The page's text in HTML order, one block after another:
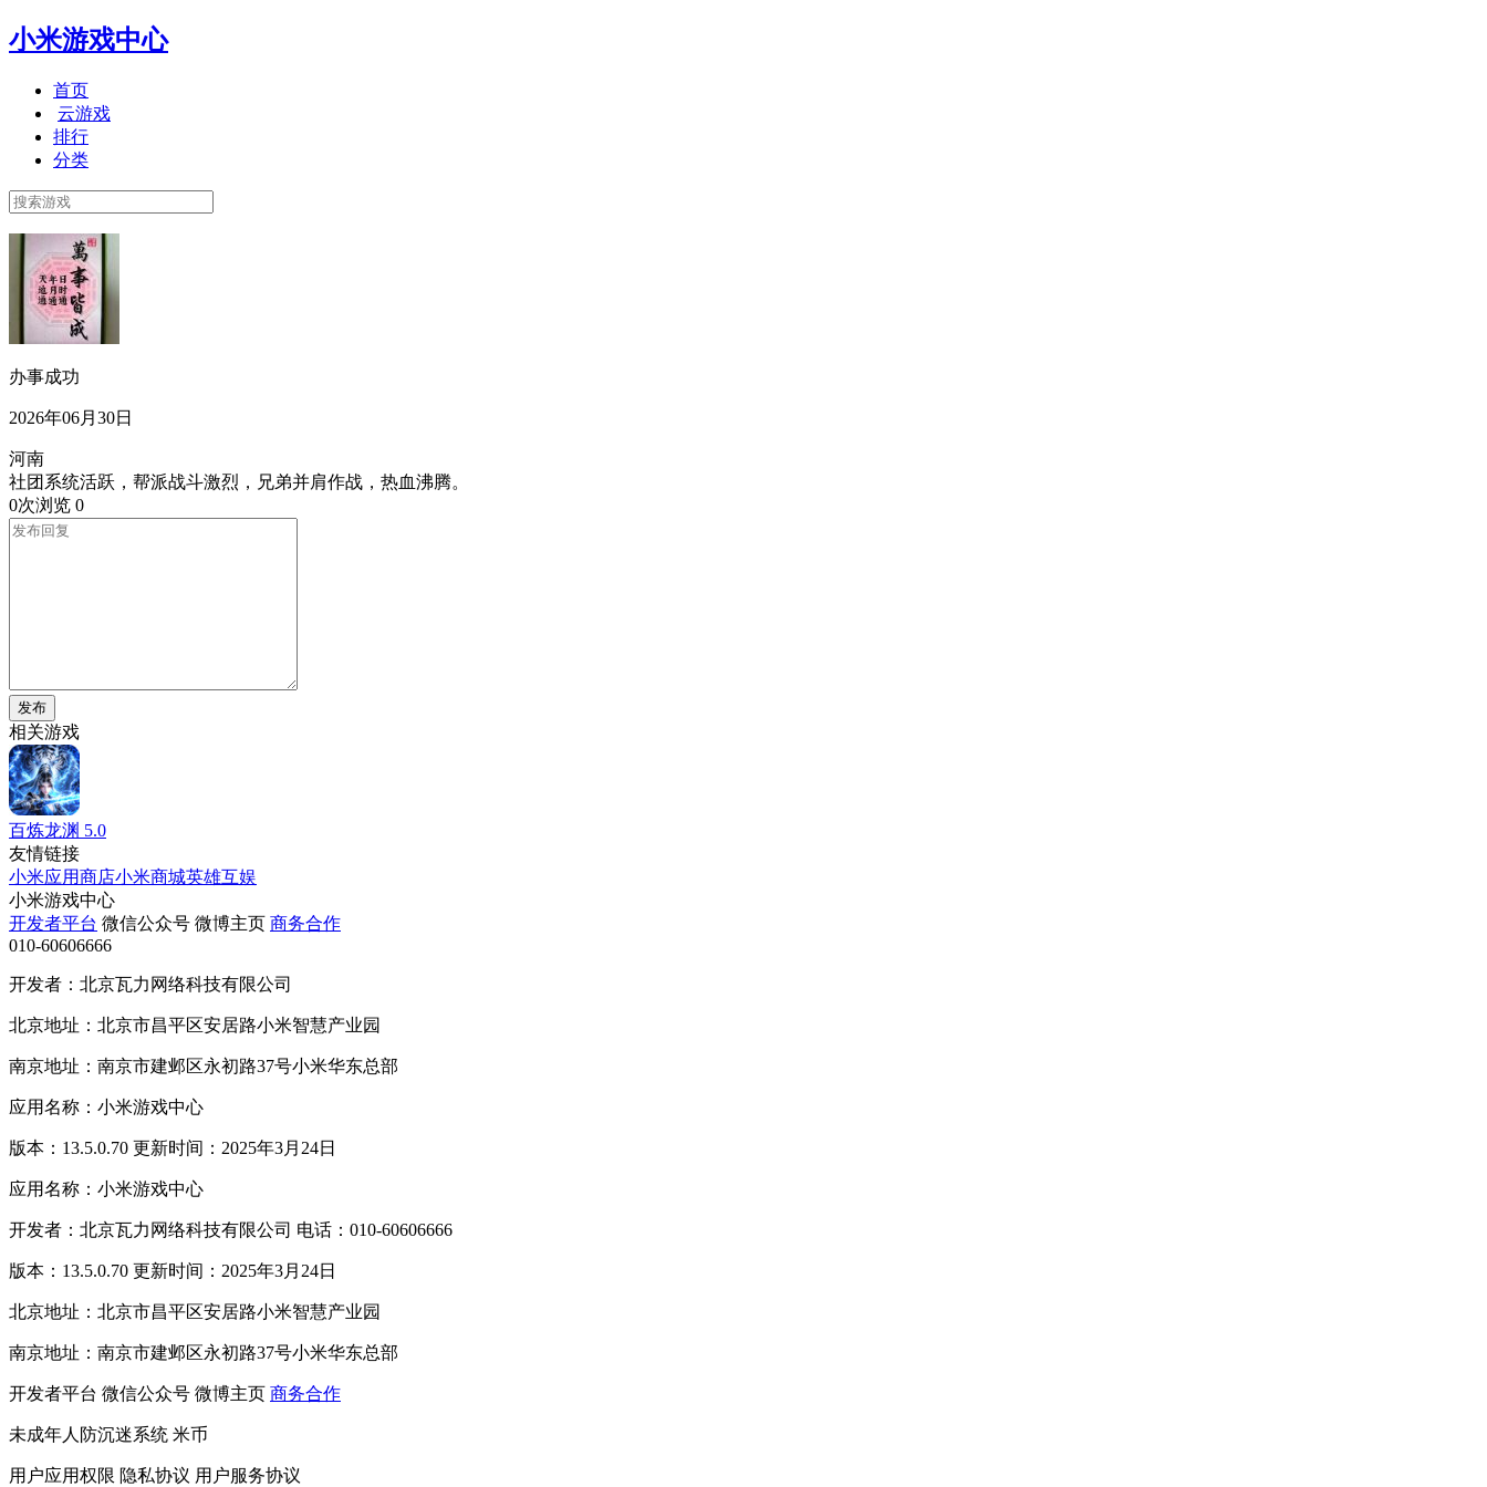
小米游戏中心
首页
云游戏
排行
分类
办事成功
2026年06月30日
河南
社团系统活跃，帮派战斗激烈，兄弟并肩作战，热血沸腾。
0次浏览 0
发布
相关游戏
百炼龙渊 5.0
友情链接
小米应用商店小米商城英雄互娱
小米游戏中心
开发者平台 微信公众号 微博主页 商务合作
010-60606666
开发者：北京瓦力网络科技有限公司
北京地址：北京市昌平区安居路小米智慧产业园
南京地址：南京市建邺区永初路37号小米华东总部
应用名称：小米游戏中心
版本：13.5.0.70 更新时间：2025年3月24日
应用名称：小米游戏中心
开发者：北京瓦力网络科技有限公司 电话：010-60606666
版本：13.5.0.70 更新时间：2025年3月24日
北京地址：北京市昌平区安居路小米智慧产业园
南京地址：南京市建邺区永初路37号小米华东总部
开发者平台 微信公众号 微博主页 商务合作
未成年人防沉迷系统 米币
用户应用权限 隐私协议 用户服务协议